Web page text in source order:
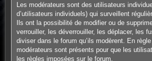
Les modérateurs sont des utilisateurs
d’utilisateurs individuels) qui surveillent
Ils ont la possibilité de modifier ou de
verrouiller, les déverrouiller, les déplacer, les
diviser dans le forum qu’ils modèrent. En
modérateurs sont présents pour que les
les règles imposées sur le forum.